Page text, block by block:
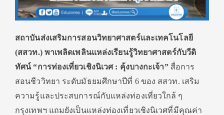
สถาบันส่งเสริมการสอนวิทยาศาสตร์และเทคโนโลยี
(สสวท.) พาเพลิดเพลินแหล่งเรียนรู้วิทยาศาสตร์กับวีดิ
ทัศน์ “การท่องเที่ยวเชิงนิเวศ : คุ้งบางกะเจ้า”สื่อการ
สอนชีววิทยา ระดับมัธยมศึกษาปีที่ 6 ของ สสวท. เสริม
ความรู้และประสบการณ์กับแหล่งท่องเที่ยวใกล้ ๆ
กรุงเทพฯ แถมยังเป็นแหล่งท่องเที่ยวเชิงนิเวศที่มีคุณค่า